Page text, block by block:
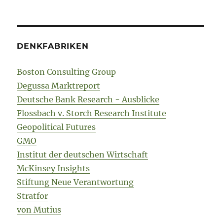
DENKFABRIKEN
Boston Consulting Group
Degussa Marktreport
Deutsche Bank Research - Ausblicke
Flossbach v. Storch Research Institute
Geopolitical Futures
GMO
Institut der deutschen Wirtschaft
McKinsey Insights
Stiftung Neue Verantwortung
Stratfor
von Mutius